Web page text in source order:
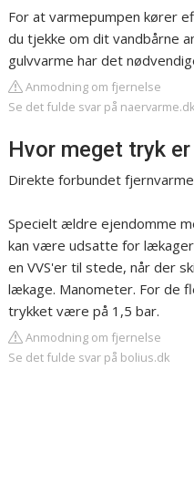
For at varmepumpen kører
du tjekke om dit vandbårne
gulvvarme har det
Anmodning om fjernelse
Se det fulde svar på naervarme.dk
Hvor meget tryk
Direkte forbundet
Specielt ældre ejendomme
kan være udsatte for
en VVS'er til stede, når der
lækage. Manometer. For de
trykket være på 1,5 bar.
Anmodning om fjernelse
Se det fulde svar på bolius.dk